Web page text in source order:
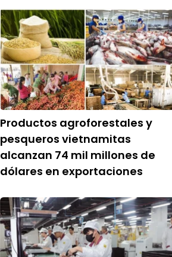
Productos agroforestales y
pesqueros vietnamitas
alcanzan 74 mil millones de
dólares en exportaciones